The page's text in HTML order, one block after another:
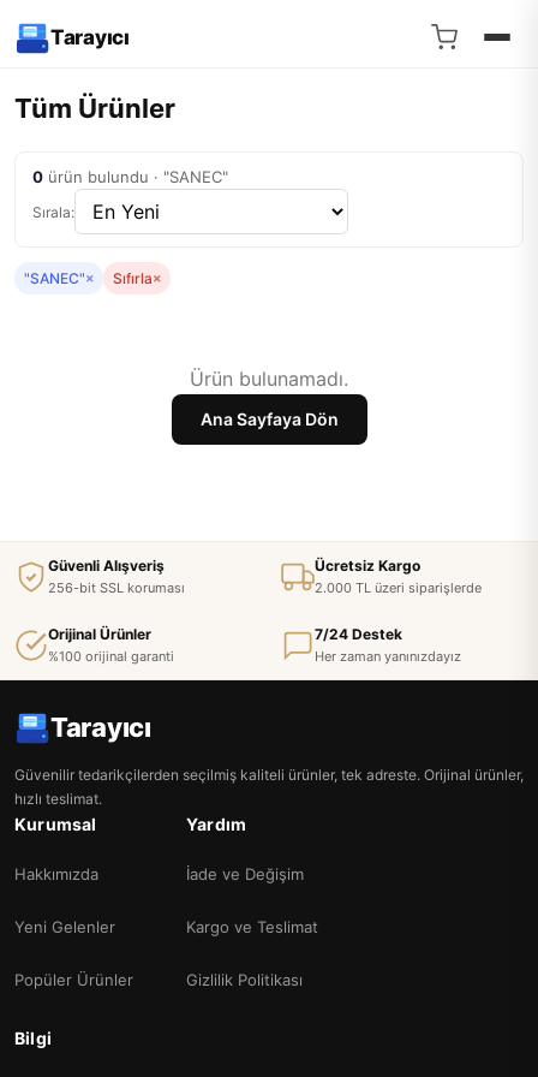
Tarayıcı
Tüm Ürünler
0 ürün bulundu · "SANEC"
Sırala:
"SANEC"× Sıfırla×
Ürün bulunamadı.
Ana Sayfaya Dön
Güvenli Alışveriş
256-bit SSL koruması
Ücretsiz Kargo
2.000 TL üzeri siparişlerde
Orijinal Ürünler
%100 orijinal garanti
7/24 Destek
Her zaman yanınızdayız
Tarayıcı
Güvenilir tedarikçilerden seçilmiş kaliteli ürünler, tek adreste. Orijinal ürünler,
hızlı teslimat.
Kurumsal
Hakkımızda
Yeni Gelenler
Popüler Ürünler
Yardım
İade ve Değişim
Kargo ve Teslimat
Gizlilik Politikası
Bilgi